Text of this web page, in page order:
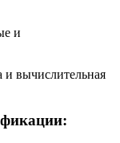
и
вычислительная